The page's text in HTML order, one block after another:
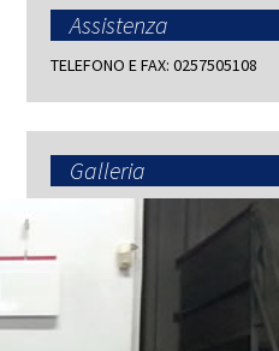
Assistenza
TELEFONO E FAX: 0257505108
Galleria